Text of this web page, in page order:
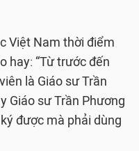
Việt Nam thời điểm
hay: “Từ trước đến
là Giáo sư Trần
Giáo sư Trần Phương
được mà phải dùng